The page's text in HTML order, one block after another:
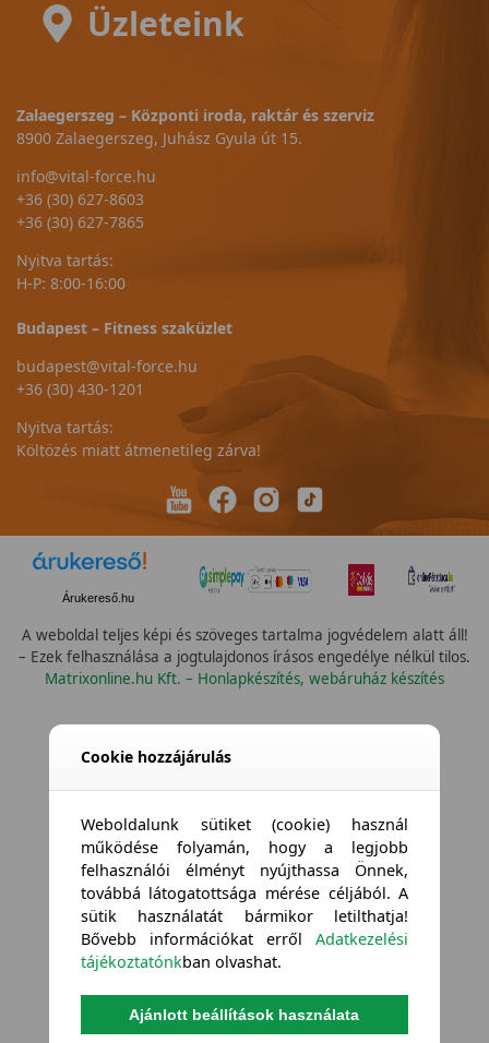
Üzleteink
Zalaegerszeg – Központi iroda, raktár és szerviz
8900 Zalaegerszeg, Juhász Gyula út 15.
info@vital-force.hu
+36 (30) 627-8603
+36 (30) 627-7865
Nyitva tartás:
H-P: 8:00-16:00
Budapest – Fitness szaküzlet
budapest@vital-force.hu
+36 (30) 430-1201
Nyitva tartás:
Költözés miatt átmenetileg zárva!
Árukereső.hu
A weboldal teljes képi és szöveges tartalma jogvédelem alatt áll!
– Ezek felhasználása a jogtulajdonos írásos engedélye nélkül tilos.
Matrixonline.hu Kft. – Honlapkészítés, webáruház készítés
Cookie hozzájárulás
Weboldalunk sütiket (cookie) használ
működése folyamán, hogy a legjobb
felhasználói élményt nyújthassa Önnek,
továbbá látogatottsága mérése céljából. A
sütik használatát bármikor letilthatja!
Bővebb információkat errőlAdatkezelési
tájékoztatónkban olvashat.
Ajánlott beállítások használata